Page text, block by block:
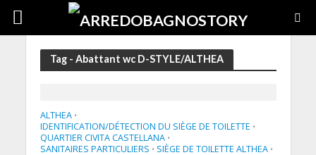
Tag - Abattant wc D-STYLE/ALTHEA
ALTHEA •
IDENTIFICATION/DÉTECTION DU SIÈGE DE TOILETTE •
QUARTIER CIVITA CASTELLANA •
SANITAIRES PARTICULIERS • SIÈGE DE TOILETTE ALTHEA •